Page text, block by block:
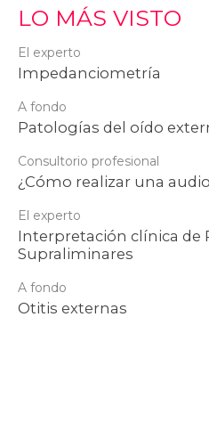
LO MÁS VISTO
El experto
Impedanciometría
A fondo
Patologías del oído
Consultorio profesional
¿Cómo realizar una
El experto
Interpretación clínica de
Supraliminares
A fondo
Otitis externas